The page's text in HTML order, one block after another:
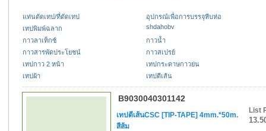
แท่นตัดเทป/ที่ตัดเทป
อุปกรณ์เพื่อการบรรจุหีบห่อ
เทปพิมพ์ฉลาก
shdahobv
กาวลาเท็กซ์
กาวน้ำ
กาวสารพัดประโยชน์
กาวสเปรย์
เทปกาว 2 หน้า
เทปกระดาษกาวย่น
เทปผ้า
เทปตีเส้น
B9030040301142
เทปตีเส้นCSC [TIP-TAPE] 4mm.*50m.
สีส้ม
List